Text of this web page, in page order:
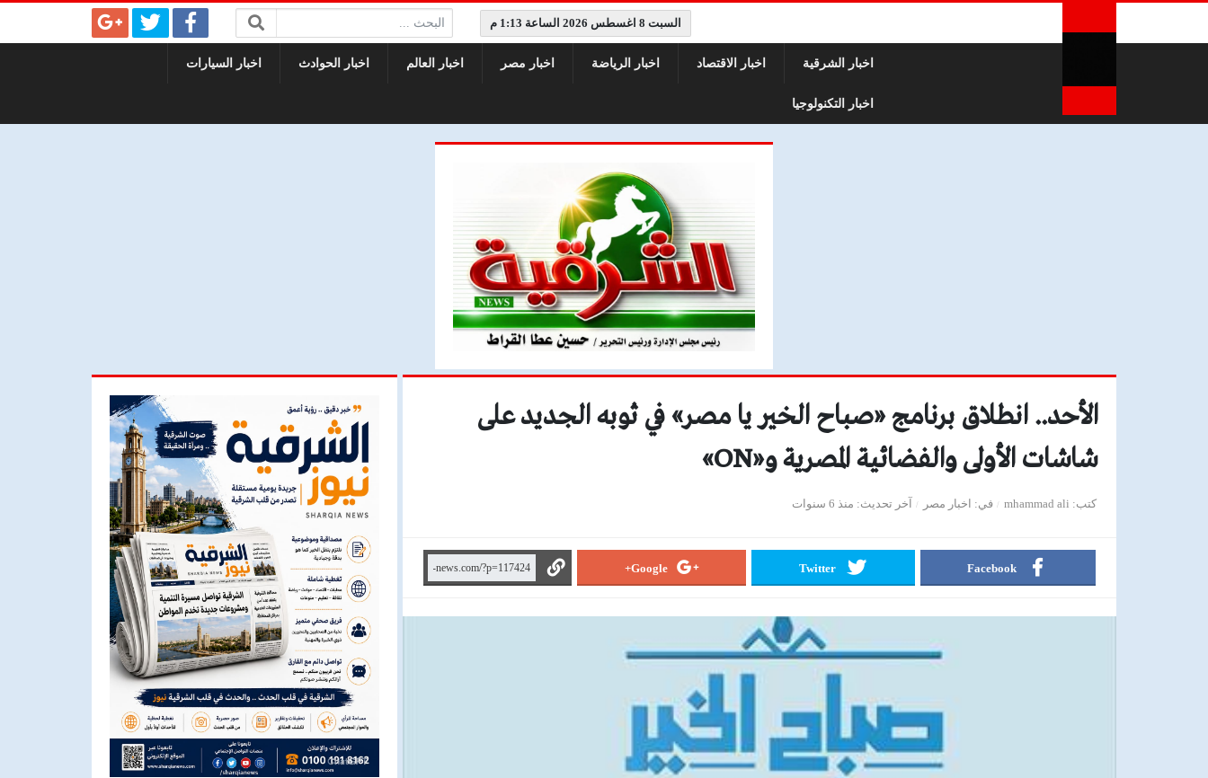
السبت 8 اغسطس 2026 الساعة 1:13 م البحث:
اخبار الشرقية اخبار الاقتصاد اخبار الرياضة اخبار مصر اخبار العالم اخبار الحوادث اخبار السيارات
اخبار التكنولوجيا
الأحد.. انطلاق برنامج «صباح الخير يا مصر» في ثوبه الجديد على
شاشات الأولى والفضائية المصرية و«ON»
كتب mhammad ali في اخبار مصر آخر تحديث منذ 6 سنوات
Facebook
Twitter
Google+